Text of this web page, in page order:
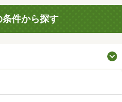
条件から探す